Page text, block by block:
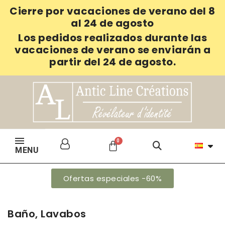
Cierre por vacaciones de verano del 8
al 24 de agosto
Los pedidos realizados durante las
vacaciones de verano se enviarán a
partir del 24 de agosto.
MENU
Ofertas especiales -60%
Baño, Lavabos